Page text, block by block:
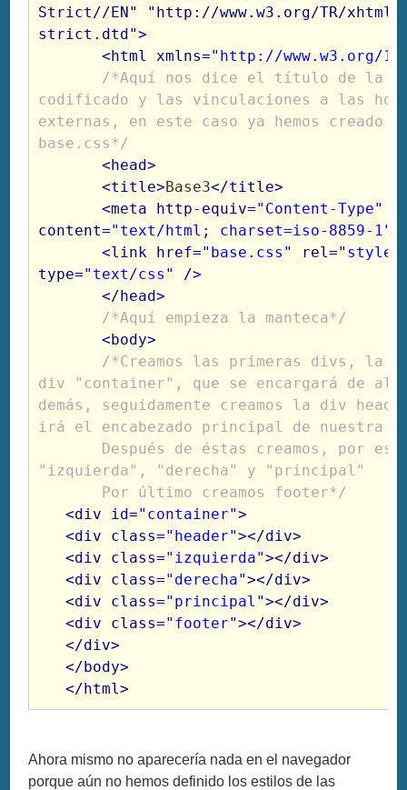
Strict//EN" "http://www.w3.org/TR/xhtml1/
strict.dtd">
       <html xmlns=
"http://www.w3.org/
/*Aquí nos dice el título de la
codificado y las vinculaciones a las
externas, en este caso ya hemos creado
base.css*/
<head>
<title>Base3</title>
<meta http-equiv="Content-Type"
content="text/html; charset=iso-8859-1"
       <link href=
"base.css" rel=
type="text/css"
/>
       </head>
/*Aquí empieza la manteca*/
<body>
/*Creamos las primeras divs, la
div "container", que se encargará de
demás, seguidamente creamos la div
irá el encabezado principal de nuestra
"izquierda", "derecha" y "principal"
       Por último creamos footer*/
<div id="container">
   <div class=
"header"></div>
   <div class=
"izquierda"></div>
   <div class=
"derecha"></div>
   <div class=
"principal"></div>
   <div class=
"footer"></div>
   </div>
   </body>
   </html>
Ahora mismo no aparecería nada en el navegador
porque aún no hemos definido los estilos de las